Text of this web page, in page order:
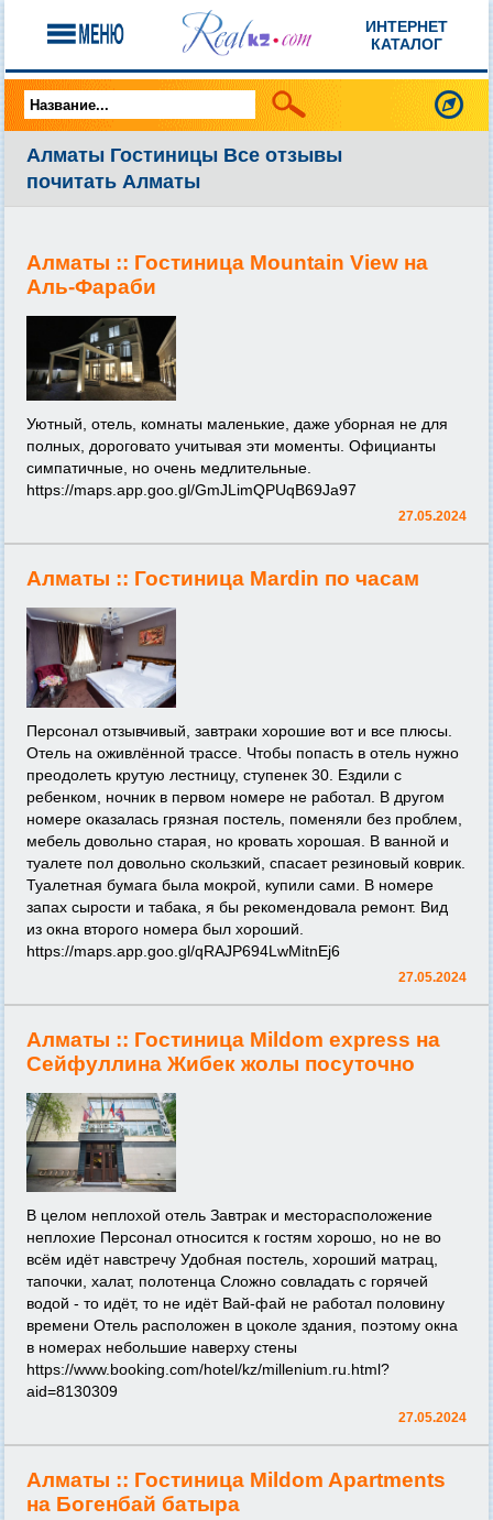
ИНТЕРНЕТ
КАТАЛОГ
Алматы Гостиницы Все отзывы
почитать Алматы
Алматы :: Гостиница Mountain View на
Аль-Фараби
Уютный, отель, комнаты маленькие, даже уборная не для
полных, дороговато учитывая эти моменты. Официанты
симпатичные, но очень медлительные.
https://maps.app.goo.gl/GmJLimQPUqB69Ja97
27.05.2024
Алматы :: Гостиница Mardin по часам
Персонал отзывчивый, завтраки хорошие вот и все плюсы.
Отель на оживлённой трассе. Чтобы попасть в отель нужно
преодолеть крутую лестницу, ступенек 30. Ездили с
ребенком, ночник в первом номере не работал. В другом
номере оказалась грязная постель, поменяли без проблем,
мебель довольно старая, но кровать хорошая. В ванной и
туалете пол довольно скользкий, спасает резиновый коврик.
Туалетная бумага была мокрой, купили сами. В номере
запах сырости и табака, я бы рекомендовала ремонт. Вид
из окна второго номера был хороший.
https://maps.app.goo.gl/qRAJP694LwMitnEj6
27.05.2024
Алматы :: Гостиница Mildom express на
Сейфуллина Жибек жолы посуточно
В целом неплохой отель Завтрак и месторасположение
неплохие Персонал относится к гостям хорошо, но не во
всём идёт навстречу Удобная постель, хороший матрац,
тапочки, халат, полотенца Сложно совладать с горячей
водой - то идёт, то не идёт Вай-фай не работал половину
времени Отель расположен в цоколе здания, поэтому окна
в номерах небольшие наверху стены
https://www.booking.com/hotel/kz/millenium.ru.html?
aid=8130309
27.05.2024
Алматы :: Гостиница Mildom Apartments
на Богенбай батыра